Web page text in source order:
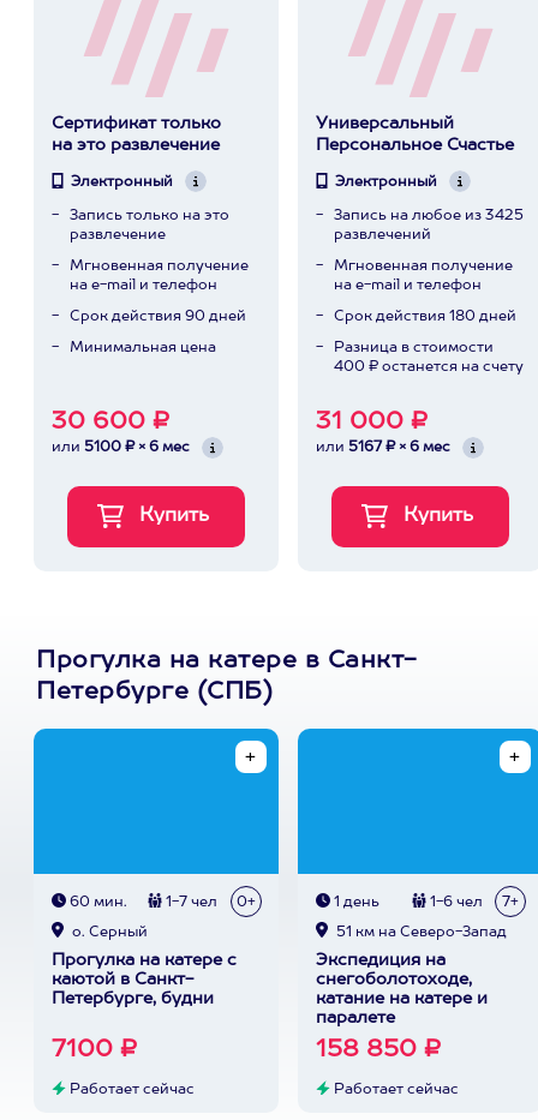
Сертификат только
на это развлечение
Электронный
Запись только на это
развлечение
Мгновенная получение
на e-mail и телефон
Срок действия 90 дней
Минимальная цена
30 600 ₽
или 5100 ₽ × 6 мес
Универсальный
Персональное Счастье
Электронный
Запись на любое из 3425
развлечений
Мгновенная получение
на e-mail и телефон
Срок действия 180 дней
Разница в стоимости
400 ₽ останется на счету
31 000 ₽
или 5167 ₽ × 6 мес
Прогулка на катере в Санкт-
Петербурге (СПБ)
60 мин. 1-7 чел 0+
о. Серный
Прогулка на катере с
каютой в Санкт-
Петербурге, будни
7100 ₽
Работает сейчас
1 день 1-6 чел 7+
51 км на Северо-Запад
Экспедиция на
снегоболотоходе,
катание на катере и
паралете
158 850 ₽
Работает сейчас